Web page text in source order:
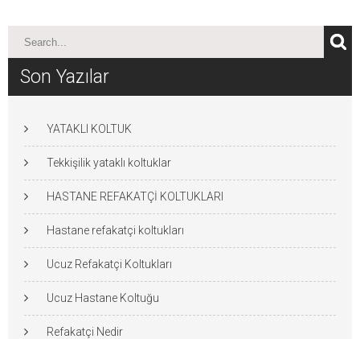
Son Yazılar
YATAKLI KOLTUK
Tekkişilik yataklı koltuklar
HASTANE REFAKATÇİ KOLTUKLARI
Hastane refakatçi koltukları
Ucuz Refakatçi Koltukları
Ucuz Hastane Koltuğu
Refakatçi Nedir